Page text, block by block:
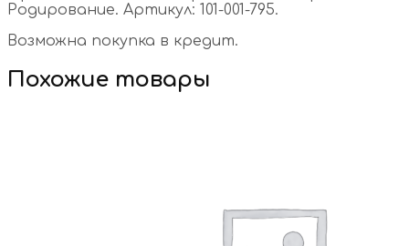
Родирование. Артикул: 101-001-795.
Возможна покупка в кредит.
Похожие товары